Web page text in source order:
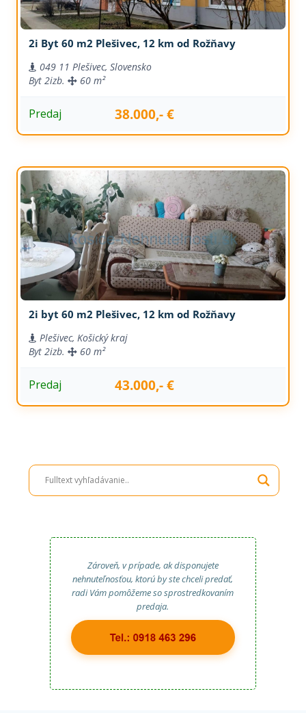
2i Byt 60 m2 Plešivec, 12 km od Rožňavy
049 11 Plešivec, Slovensko
Byt 2izb. 60 m²
Predaj 38.000,- €
2i byt 60 m2 Plešivec, 12 km od Rožňavy
Plešivec, Košický kraj
Byt 2izb. 60 m²
Predaj 43.000,- €
Zároveň, v prípade, ak disponujete
nehnuteľnosťou, ktorú by ste chceli predať,
radi Vám pomôžeme so sprostredkovaním
predaja.